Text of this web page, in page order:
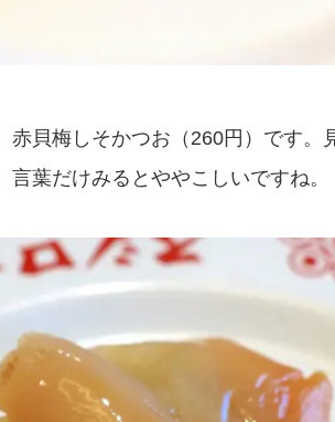
赤貝梅しそかつお（260円）です。
言葉だけみるとややこしいですね。